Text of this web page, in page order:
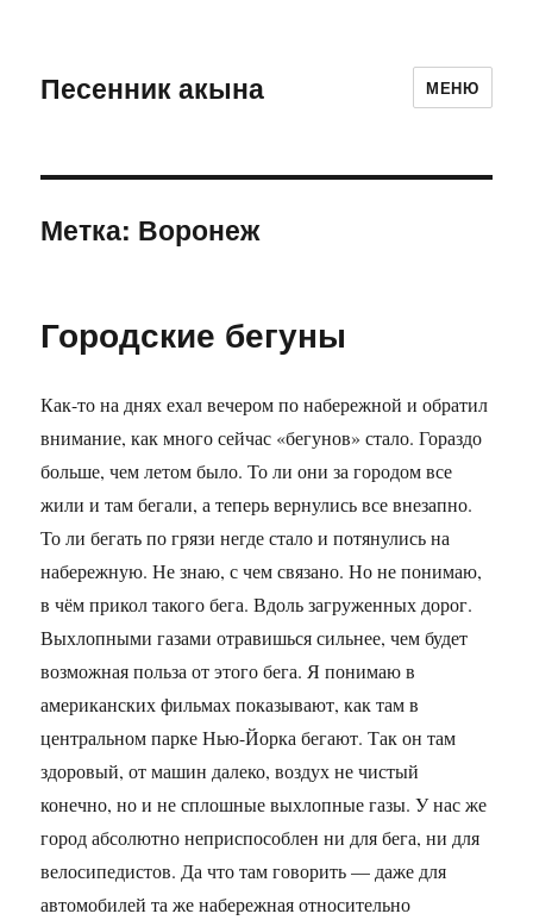
Песенник акына МЕНЮ
Метка: Воронеж
Городские бегуны
Как-то на днях ехал вечером по набережной и обратил
внимание, как много сейчас «бегунов» стало. Гораздо
больше, чем летом было. То ли они за городом все
жили и там бегали, а теперь вернулись все внезапно.
То ли бегать по грязи негде стало и потянулись на
набережную. Не знаю, с чем связано. Но не понимаю,
в чём прикол такого бега. Вдоль загруженных дорог.
Выхлопными газами отравишься сильнее, чем будет
возможная польза от этого бега. Я понимаю в
американских фильмах показывают, как там в
центральном парке Нью-Йорка бегают. Так он там
здоровый, от машин далеко, воздух не чистый
конечно, но и не сплошные выхлопные газы. У нас же
город абсолютно неприспособлен ни для бега, ни для
велосипедистов. Да что там говорить — даже для
автомобилей та же набережная относительно